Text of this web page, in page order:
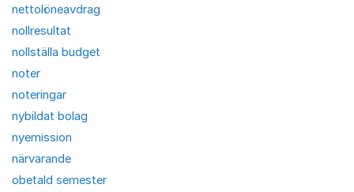
nettolöneavdrag
nollresultat
nollställa budget
noter
noteringar
nybildat bolag
nyemission
närvarande
obetald semester